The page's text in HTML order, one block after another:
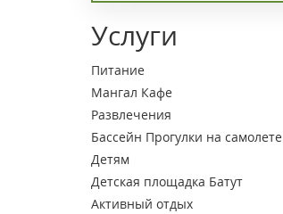
Услуги
Питание
Мангал Кафе
Развлечения
Бассейн Прогулки на самолете
Детям
Детская площадка Батут
Активный отдых